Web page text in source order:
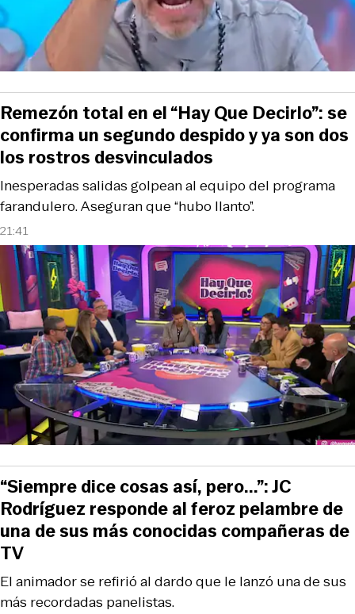
21:41
Inesperadas salidas golpean al equipo del programa
farandulero. Aseguran que “hubo llanto”.
Remezón total en el “Hay Que Decirlo”: se
confirma un segundo despido y ya son dos
los rostros desvinculados
El animador se refirió al dardo que le lanzó una de sus
más recordadas panelistas.
“Siempre dice cosas así, pero...”: JC
Rodríguez responde al feroz pelambre de
una de sus más conocidas compañeras de
TV